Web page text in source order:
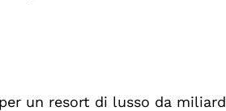
un resort di lusso da